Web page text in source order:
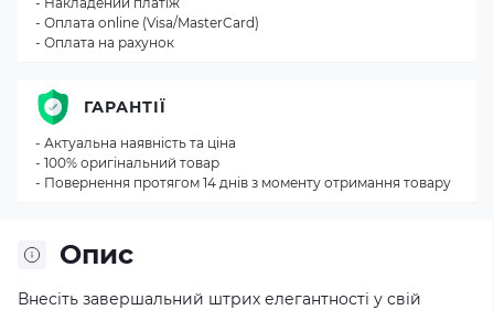
Опис
Внесіть завершальний штрих елегантності у свій
- Оплата online (Visa/MasterCard)
- Оплата на рахунок
ГАРАНТІЇ
- Актуальна наявність та ціна
- 100% оригінальний товар
- Повернення протягом 14 днів з моменту отримання товару